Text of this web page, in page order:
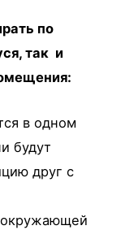
по
так и
в одном
будут
друг с
окружающей